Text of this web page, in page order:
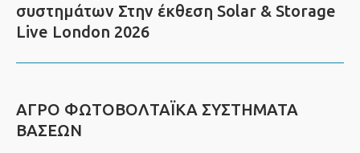
συστημάτων Στην έκθεση Solar & Storage
Live London 2026
ΑΓΡΟ ΦΩΤΟΒΟΛΤΑΪΚΑ ΣΥΣΤΗΜΑΤΑ
ΒΑΣΕΩΝ